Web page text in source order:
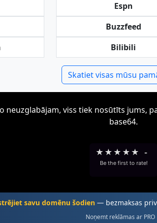
Espn
Buzzfeed
Bilibili
Skatiet visas mūsu
neuzglabājam, viss tiek nosūtīts
base64.
★ ★ ★ ★ ★ -
Be the first to rate!
savu domēnu šodien — bezmaksas
Noņemt reklāmas ar